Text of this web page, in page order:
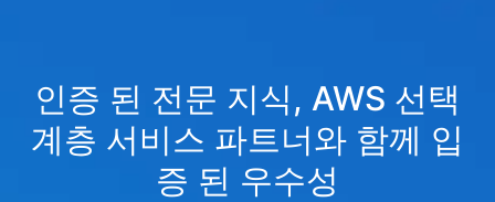
인증 된 전문 지식, AWS 선택
계층 서비스 파트너와 함께 입
증 된 우수성